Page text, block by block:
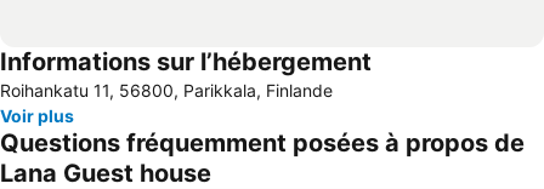
Informations sur l’hébergement
Roihankatu 11, 56800, Parikkala, Finlande
Voir plus
Questions fréquemment posées à propos de
Lana Guest house